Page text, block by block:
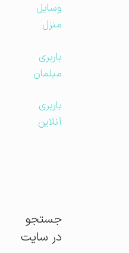
وسایل
منزل
باربری
مبلمان
باربری
آنلاین
جستجو
در سایت